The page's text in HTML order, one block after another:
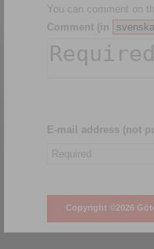
You can comment on
Comment (in
E-mail address (not
Copyright ©2026